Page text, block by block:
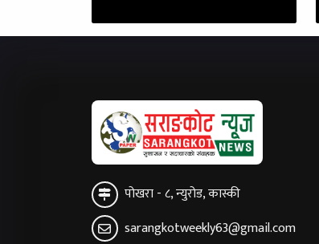
पोखरा - ८, न्युरोड, कास्की
sarangkotweekly63@gmail.com